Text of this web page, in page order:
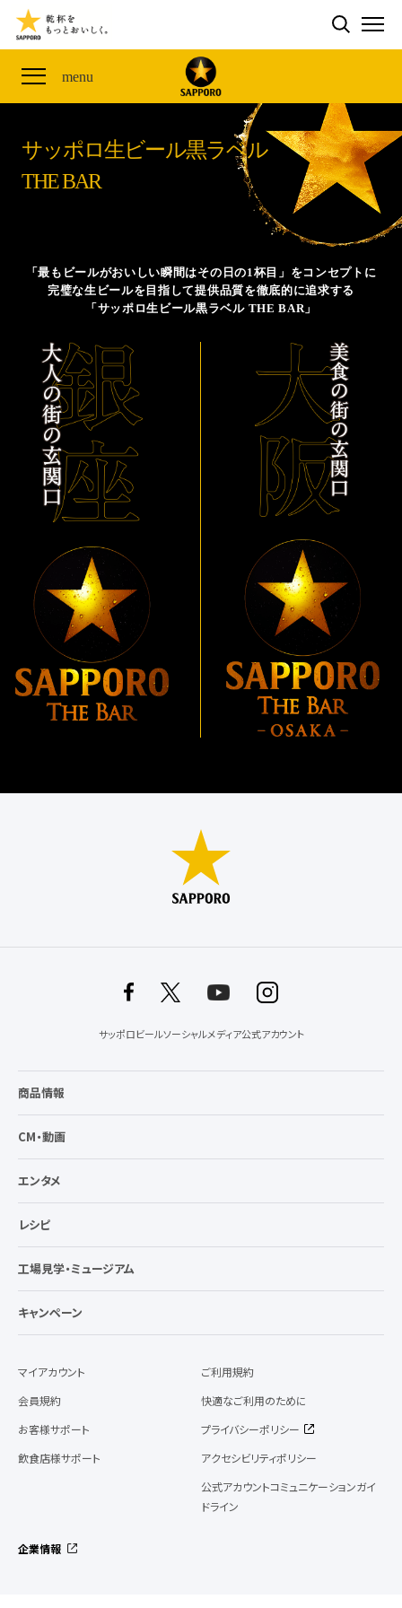
検索する
menu
THE PERFECT 黒ラベル WAGON 出展FES
ザ・パーフェクト黒ラベル アワード
「満天☆青空レストラン」コラボキャンペーン
山本由伸選手応援プロジェクト「GET A STAR
YOSHINOBU」
黒ラベル×『エヴァンゲリオン』30th Anniv.
サッポロ生ビール黒ラベル 『THE STAR JAM』
「丸くなるな、☆星になれ。」限定デザイン缶数量限
定発売
サッポロ生ビール黒ラベル THE SHOP
CLUB 黒ラベル
サッポロ生ビール黒ラベル
オカズデザインが提案する
ザ・パーフェクト黒ラベル
サッポロ生ビール黒ラベル THE BAR
ザ・パーフェクト黒ラベルが飲めるお店
CLUB 黒ラベル
サッポロ生ビール黒ラベル
THE BAR
「最もビールがおいしい瞬間はその日の1杯目」をコンセプトに
完璧な生ビールを目指して提供品質を徹底的に追求する
「サッポロ生ビール黒ラベル THE BAR」
サッポロビールソーシャルメディア公式アカウント
商品情報
CM・動画
エンタメ
レシピ
工場見学・ミュージアム
キャンペーン
マイアカウント
会員規約
お客様サポート
飲食店様サポート
ご利用規約
快適なご利用のために
プライバシーポリシー
アクセシビリティポリシー
公式アカウントコミュニケーションガイ
ドライン
企業情報